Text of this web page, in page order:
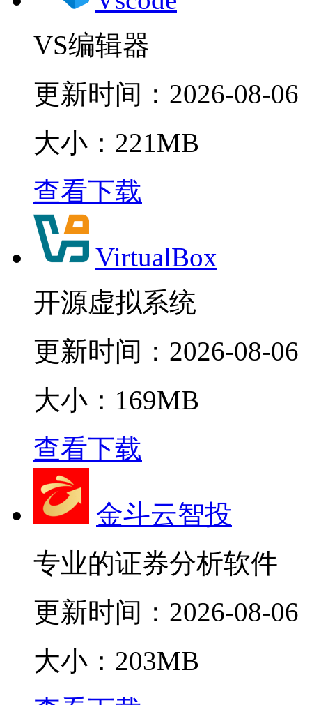
VS编辑器
更新时间： 2026-08-06
大小：221MB
查看下载
VirtualBox
开源虚拟系统
更新时间： 2026-08-06
大小：169MB
查看下载
金斗云智投
专业的证券分析软件
更新时间： 2026-08-06
大小：203MB